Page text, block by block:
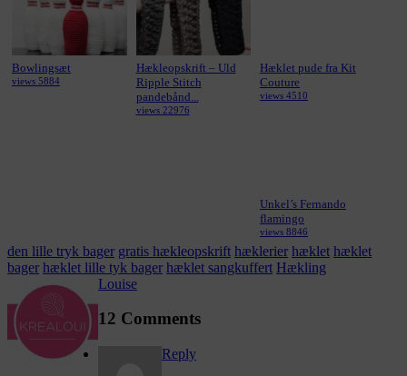
Bowlingsæt
views 5884
Hækleopskrift – Uld
Ripple Stitch
pandebånd...
views 22976
Hæklet pude fra Kit
Couture
views 4510
Unkel’s Fernando
flamingo
views 8846
den lille tryk bager gratis hækleopskrift hæklerier hæklet hæklet
bager hæklet lille tyk bager hæklet sangkuffert Hækling
Louise
12 Comments
Reply